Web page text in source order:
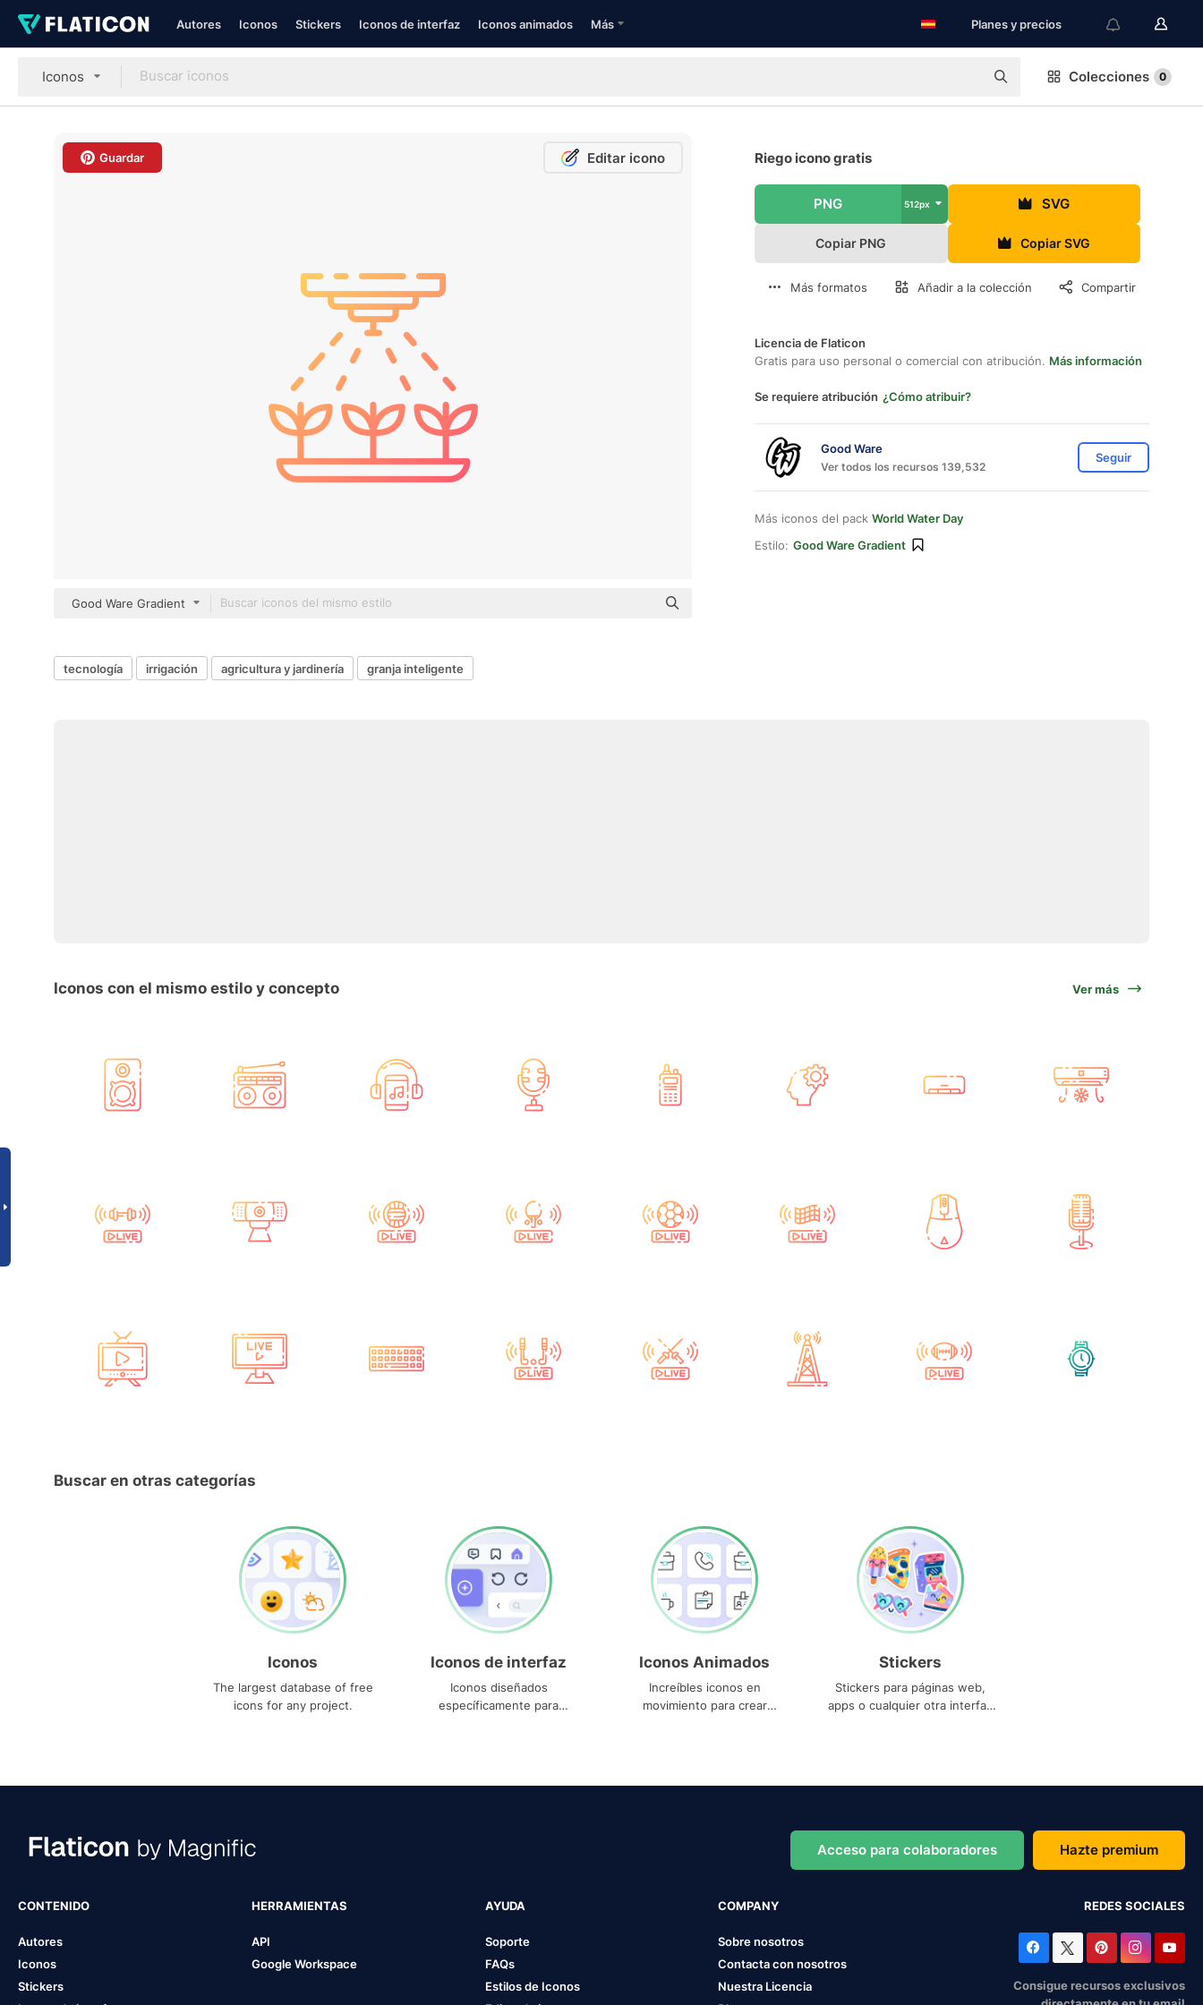
Autores Iconos Stickers Iconos de interfaz Iconos animados Más Planes y precios
Iconos Colecciones 0
Guardar Editar icono
Good Ware Gradient
Riego icono gratis
PNG 512px SVG
Copiar PNG Copiar SVG
Más formatos Añadir a la colección Compartir
Licencia de Flaticon
Gratis para uso personal o comercial con atribución. Más información
Se requiere atribución ¿Cómo atribuir?
Good Ware
Ver todos los recursos 139,532
Seguir
Más iconos del pack World Water Day
Estilo: Good Ware Gradient
tecnología irrigación agricultura y jardinería granja inteligente
Iconos con el mismo estilo y concepto Ver más
Buscar en otras categorías
Iconos
The largest database of free
icons for any project.
Iconos de interfaz
Iconos diseñados
específicamente para
Iconos Animados
Increíbles iconos en
movimiento para crear
Stickers
Stickers para páginas web,
apps o cualquier otra interfaz
Acceso para colaboradores Hazte premium
CONTENIDO
Autores
Iconos
Stickers
HERRAMIENTAS
API
Google Workspace
AYUDA
Soporte
FAQs
Estilos de Iconos
COMPANY
Sobre nosotros
Contacta con nosotros
Nuestra Licencia
REDES SOCIALES
Consigue recursos exclusivos